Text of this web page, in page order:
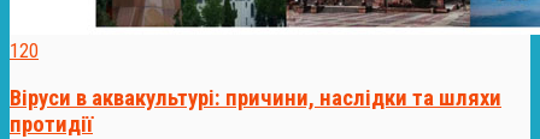
120
Віруси в аквакультурі: причини, наслідки та шляхи
протидії